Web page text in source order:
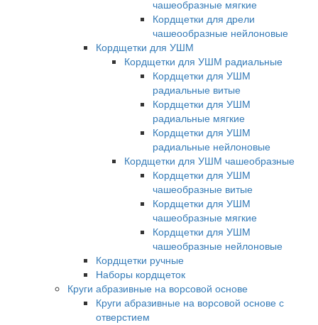
чашеобразные мягкие
Кордщетки для дрели
чашеообразные нейлоновые
Кордщетки для УШМ
Кордщетки для УШМ радиальные
Кордщетки для УШМ
радиальные витые
Кордщетки для УШМ
радиальные мягкие
Кордщетки для УШМ
радиальные нейлоновые
Кордщетки для УШМ чашеобразные
Кордщетки для УШМ
чашеобразные витые
Кордщетки для УШМ
чашеобразные мягкие
Кордщетки для УШМ
чашеобразные нейлоновые
Кордщетки ручные
Наборы кордщеток
Круги абразивные на ворсовой основе
Круги абразивные на ворсовой основе с
отверстием